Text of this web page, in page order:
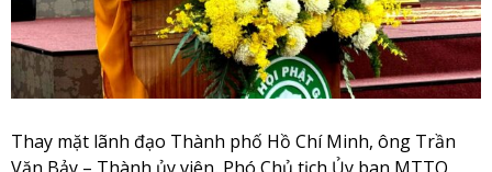
Thay mặt lãnh đạo Thành phố Hồ Chí Minh, ông Trần